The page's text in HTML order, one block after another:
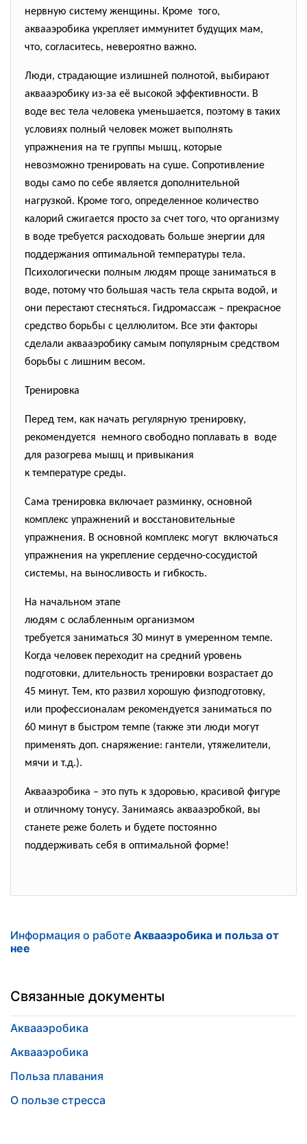
нервную систему женщины. Кроме того,
аквааэробика укрепляет иммунитет будущих мам,
что, согласитесь, невероятно важно.
Люди, страдающие излишней полнотой, выбирают
аквааэробику из-за её высокой эффективности. В
воде вес тела человека уменьшается, поэтому в таких
условиях полный человек может выполнять
упражнения на те группы мышц, которые
невозможно тренировать на суше. Сопротивление
воды само по себе является дополнительной
нагрузкой. Кроме того, определенное количество
калорий сжигается просто за счет того, что организму
в воде требуется расходовать больше энергии для
поддержания оптимальной температуры тела.
Психологически полным людям проще заниматься в
воде, потому что большая часть тела скрыта водой, и
они перестают стесняться. Гидромассаж – прекрасное
средство борьбы с целлюлитом. Все эти факторы
сделали аквааэробику самым популярным средством
борьбы с лишним весом.
Тренировка
Перед тем, как начать регулярную тренировку,
рекомендуется немного свободно поплавать в воде
для разогрева мышц и привыкания
к температуре среды.
Сама тренировка включает разминку, основной
комплекс упражнений и восстановительные
упражнения. В основной комплекс могут включаться
упражнения на укрепление сердечно-сосудистой
системы, на выносливость и гибкость.
На начальном этапе
людям с ослабленным организмом
требуется заниматься 30 минут в умеренном темпе.
Когда человек переходит на средний уровень
подготовки, длительность тренировки возрастает до
45 минут. Тем, кто развил хорошую физподготовку,
или профессионалам рекомендуется заниматься по
60 минут в быстром темпе (также эти люди могут
применять доп. снаряжение: гантели, утяжелители,
мячи и т.д.).
Аквааэробика – это путь к здоровью, красивой фигуре
и отличному тонусу. Занимаясь аквааэробкой, вы
станете реже болеть и будете постоянно
поддерживать себя в оптимальной форме!
Информация о работе Аквааэробика и польза от
нее
Связанные документы
Аквааэробика
Аквааэробика
Польза плавания
О пользе стресса